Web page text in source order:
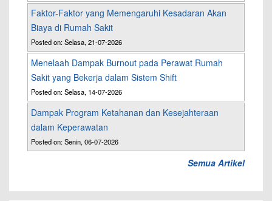
Faktor-Faktor yang Memengaruhi Kesadaran Akan
Biaya di Rumah Sakit
Posted on: Selasa, 21-07-2026
Menelaah Dampak Burnout pada Perawat Rumah
Sakit yang Bekerja dalam Sistem Shift
Posted on: Selasa, 14-07-2026
Dampak Program Ketahanan dan Kesejahteraan
dalam Keperawatan
Posted on: Senin, 06-07-2026
Semua Artikel